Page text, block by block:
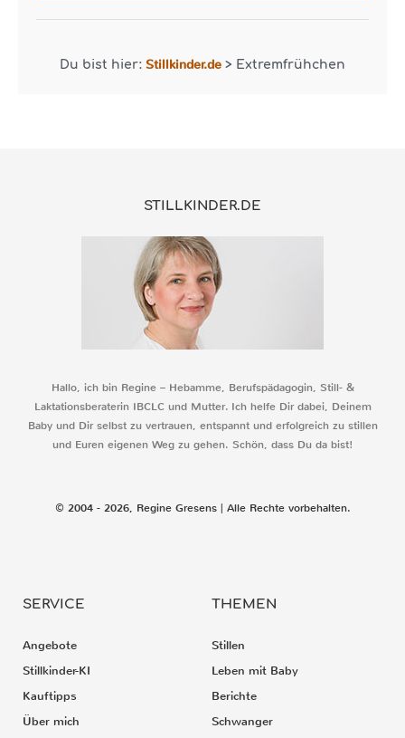
Du bist hier: Stillkinder.de > Extremfrühchen
STILLKINDER.DE
Hallo, ich bin Regine – Hebamme, Berufspädagogin, Still- &
Laktationsberaterin IBCLC und Mutter. Ich helfe Dir dabei, Deinem
Baby und Dir selbst zu vertrauen, entspannt und erfolgreich zu stillen
und Euren eigenen Weg zu gehen. Schön, dass Du da bist!
© 2004 - 2026, Regine Gresens | Alle Rechte vorbehalten.
SERVICE
Angebote
Stillkinder-KI
Kauftipps
Über mich
THEMEN
Stillen
Leben mit Baby
Berichte
Schwanger